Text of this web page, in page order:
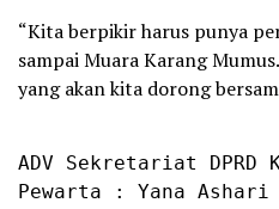
“Kita berpikir harus punya
sampai Muara Karang
yang akan kita dorong
ADV Sekretariat DPRD
Pewarta : Yana Ashari